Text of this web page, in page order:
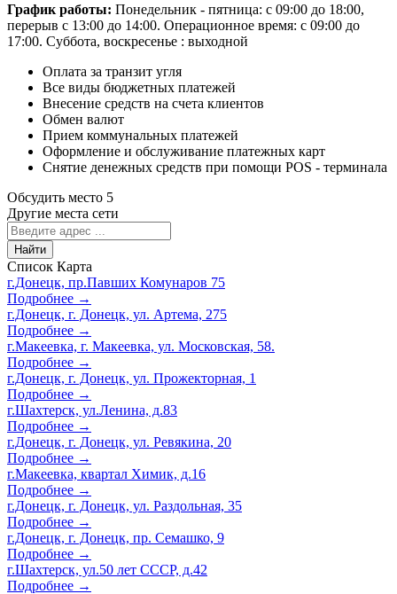
График работы: Понедельник - пятница: с 09:00 до 18:00,
перерыв с 13:00 до 14:00. Операционное время: с 09:00 до
17:00. Суббота, воскресенье : выходной
Оплата за транзит угля
Все виды бюджетных платежей
Внесение средств на счета клиентов
Обмен валют
Прием коммунальных платежей
Оформление и обслуживание платежных карт
Снятие денежных средств при помощи POS - терминала
Обсудить место 5
Другие места сети
Найти
Список Карта
г.Донецк, пр.Павших Комунаров 75
Подробнее →
г.Донецк, г. Донецк, ул. Артема, 275
Подробнее →
г.Макеевка, г. Макеевка, ул. Московская, 58.
Подробнее →
г.Донецк, г. Донецк, ул. Прожекторная, 1
Подробнее →
г.Шахтерск, ул.Ленина, д.83
Подробнее →
г.Донецк, г. Донецк, ул. Ревякина, 20
Подробнее →
г.Макеевка, квартал Химик, д.16
Подробнее →
г.Донецк, г. Донецк, ул. Раздольная, 35
Подробнее →
г.Донецк, г. Донецк, пр. Семашко, 9
Подробнее →
г.Шахтерск, ул.50 лет СССР, д.42
Подробнее →